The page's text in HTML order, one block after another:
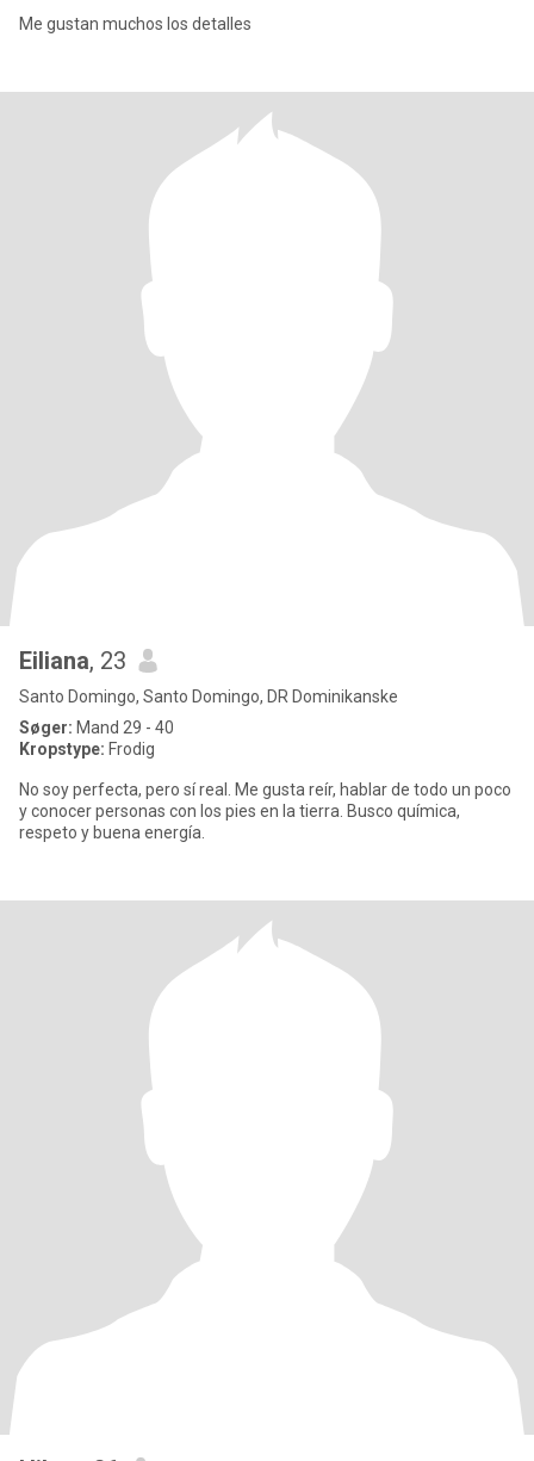
Me gustan muchos los detalles
Eiliana, 23
Santo Domingo, Santo Domingo, DR Dominikanske
Søger: Mand 29 - 40
Kropstype: Frodig
No soy perfecta, pero sí real. Me gusta reír, hablar de todo un poco
y conocer personas con los pies en la tierra. Busco química,
respeto y buena energía.